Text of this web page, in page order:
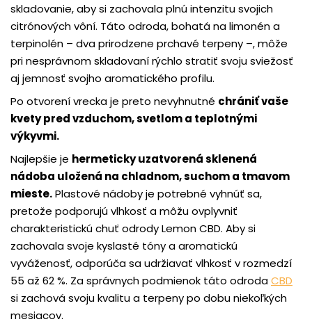
skladovanie, aby si zachovala plnú intenzitu svojich
citrónových vôní. Táto odroda, bohatá na limonén a
terpinolén – dva prirodzene prchavé terpeny –, môže
pri nesprávnom skladovaní rýchlo stratiť svoju sviežosť
aj jemnosť svojho aromatického profilu.
Po otvorení vrecka je preto nevyhnutné chrániť vaše
kvety pred vzduchom, svetlom a teplotnými
výkyvmi.
Najlepšie je hermeticky uzatvorená sklenená
nádoba uložená na chladnom, suchom a tmavom
mieste.Plastové nádoby je potrebné vyhnúť sa,
pretože podporujú vlhkosť a môžu ovplyvniť
charakteristickú chuť odrody Lemon CBD. Aby si
zachovala svoje kyslasté tóny a aromatickú
vyváženosť, odporúča sa udržiavať vlhkosť v rozmedzí
55 až 62 %. Za správnych podmienok táto odrodaCBD
si zachová svoju kvalitu a terpeny po dobu niekoľkých
mesiacov.